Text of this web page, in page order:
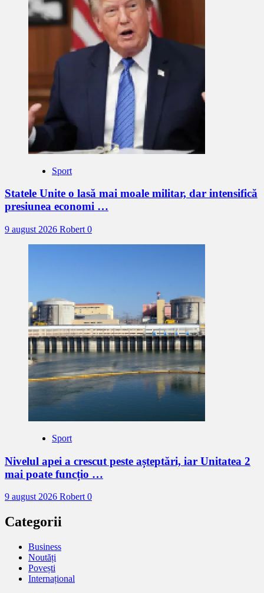
Sport
Statele Unite o lasă mai moale militar, dar intensifică
presiunea economi …
9 august 2026 Robert 0
Sport
Nivelul apei a crescut peste așteptări, iar Unitatea 2
mai poate funcțio …
9 august 2026 Robert0
Categorii
Business
Noutăți
Povești
Internațional